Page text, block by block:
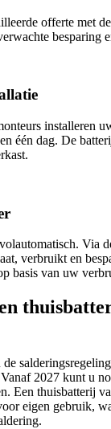
offerte met
besparing
installeren
één dag. De
Via
verbruikt en
basis van uw
2027 kunt u
Een thuisbatterij
eigen gebruik,